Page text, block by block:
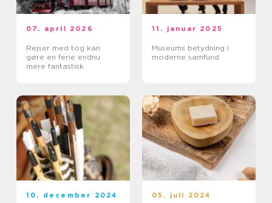
07. april 2026
Rejser med tog kan
gøre en ferie endnu
mere fantastisk
11. januar 2025
Museums betydning i
moderne samfund
10. december 2024 05. juli 2024